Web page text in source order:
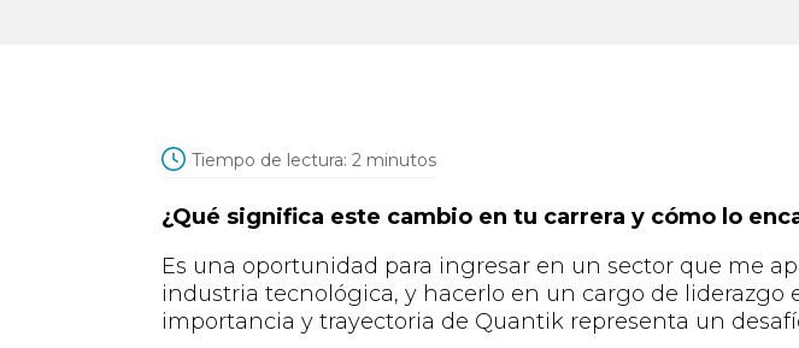
Tiempo de lectura: 2 minutos
¿Qué significa este cambio en tu carrera y cómo lo
Es una oportunidad para ingresar en un sector que me
industria tecnológica, y hacerlo en un cargo de liderazgo
importancia y trayectoria de Quantik representa un